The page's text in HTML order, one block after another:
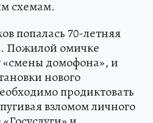
схемам.
попалась 70-летняя
Пожилой омичке
«смены домофона», и
нового
продиктовать
взломом личного